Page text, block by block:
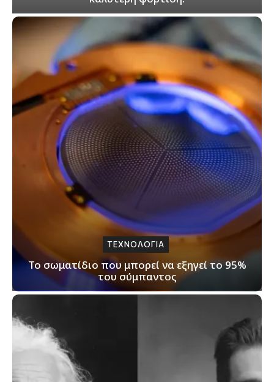
ΤΕΧΝΟΛΟΓΙΑ
Το σωματίδιο που μπορεί να εξηγεί το 95%
του σύμπαντος